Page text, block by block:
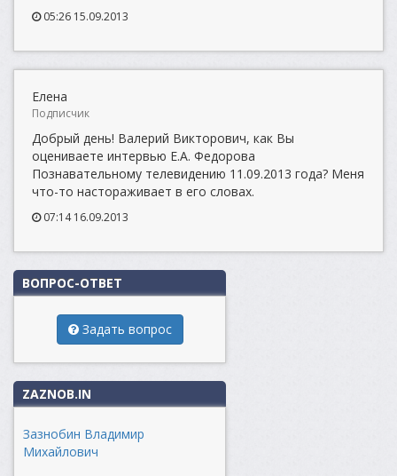
05:26 15.09.2013
Елена
Подписчик
Добрый день! Валерий Викторович, как Вы
оцениваете интервью Е.А. Федорова
Познавательному телевидению 11.09.2013 года? Меня
что-то настораживает в его словах.
07:14 16.09.2013
ВОПРОС-ОТВЕТ
Задать вопрос
ZAZNOB.IN
Зазнобин Владимир
Михайлович